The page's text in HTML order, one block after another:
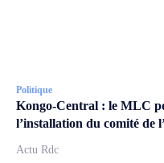
Politique
Kongo-Central : le MLC
l’installation du comité de
Actu Rdc